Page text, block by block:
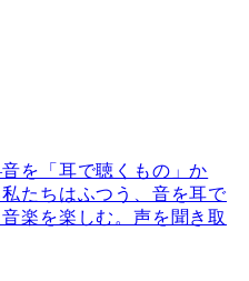
を「耳で聴くもの」か
たちはふつう、音を耳で
楽を楽しむ。声を聞き取